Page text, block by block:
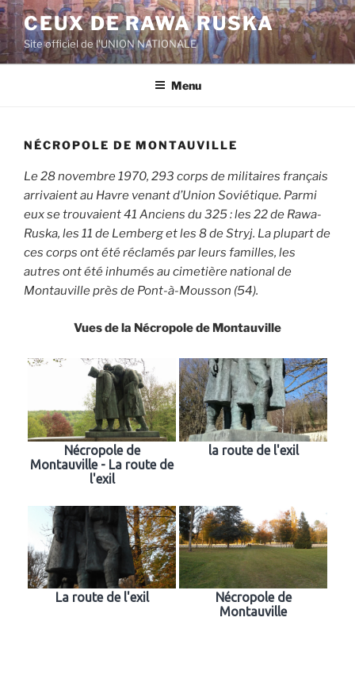
Aller
au
contenu
principal
CEUX DE RAWA RUSKA
Site officiel de l'UNION NATIONALE
Menu
NÉCROPOLE DE MONTAUVILLE
Le 28 novembre 1970, 293 corps de militaires français
arrivaient au Havre venant d’Union Soviétique. Parmi
eux se trouvaient 41 Anciens du 325 : les 22 de Rawa-
Ruska, les 11 de Lemberg et les 8 de Stryj. La plupart de
ces corps ont été réclamés par leurs familles, les
autres ont été inhumés au cimetière national de
Montauville près de Pont-à-Mousson (54).
Vues de la Nécropole de Montauville
Nécropole de
Montauville - La route de
l'exil
la route de l'exil
La route de l'exil
Nécropole de
Montauville